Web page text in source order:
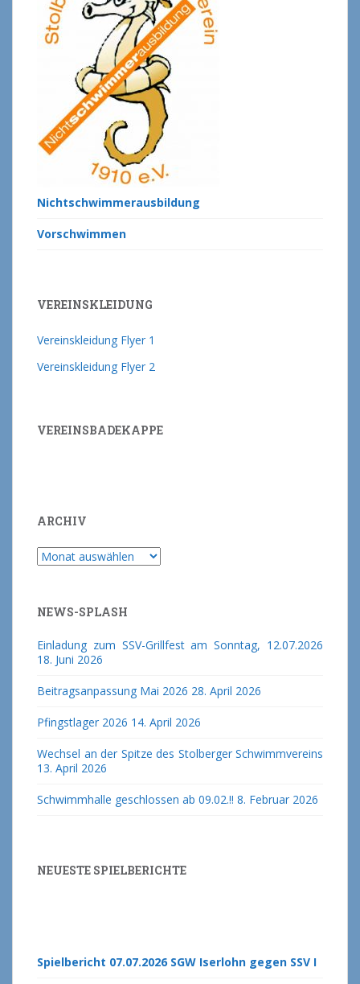
Nichtschwimmerausbildung
Vorschwimmen
VEREINSKLEIDUNG
Vereinskleidung Flyer 1
Vereinskleidung Flyer 2
VEREINSBADEKAPPE
ARCHIV
Archiv
NEWS-SPLASH
Einladung zum SSV-Grillfest am Sonntag, 12.07.2026
18. Juni 2026
Beitragsanpassung Mai 2026 28. April 2026
Pfingstlager 2026 14. April 2026
Wechsel an der Spitze des Stolberger Schwimmvereins
13. April 2026
Schwimmhalle geschlossen ab 09.02.!! 8. Februar 2026
NEUESTE SPIELBERICHTE
Spielbericht 07.07.2026 SGW Iserlohn gegen SSV I